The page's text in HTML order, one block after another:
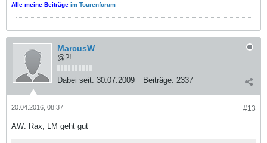
Alle meine Beiträge im Tourenforum
MarcusW
@?!
Dabei seit: 30.07.2009 Beiträge: 2337
#13
20.04.2016, 08:37
AW: Rax, LM geht gut